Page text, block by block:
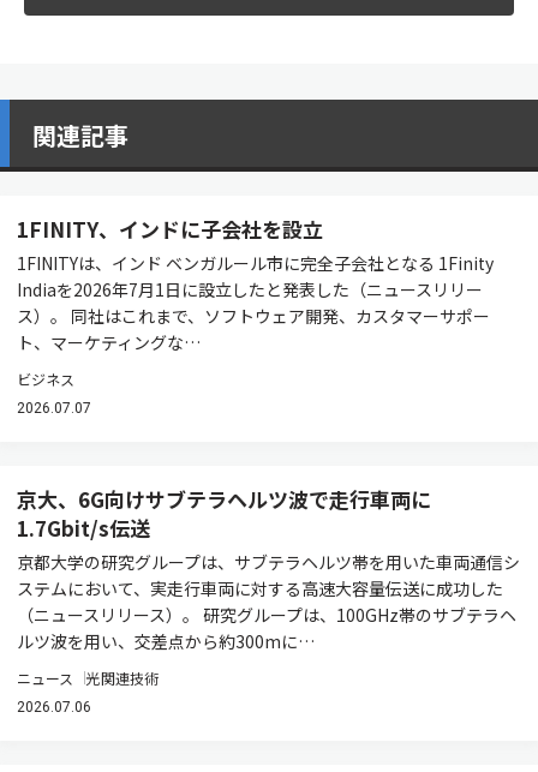
関連記事
1FINITY、インドに子会社を設立
1FINITYは、インド ベンガルール市に完全子会社となる 1Finity
Indiaを2026年7月1日に設立したと発表した（ニュースリリー
ス）。 同社はこれまで、ソフトウェア開発、カスタマーサポー
ト、マーケティングな…
ビジネス
2026.07.07
京大、6G向けサブテラヘルツ波で走行車両に
1.7Gbit/s伝送
京都大学の研究グループは、サブテラヘルツ帯を用いた車両通信シ
ステムにおいて、実走行車両に対する高速大容量伝送に成功した
（ニュースリリース）。 研究グループは、100GHz帯のサブテラヘ
ルツ波を用い、交差点から約300mに…
ニュース 光関連技術
2026.07.06